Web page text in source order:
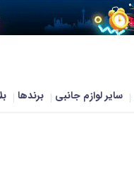
سایر لوازم جانبی برندها